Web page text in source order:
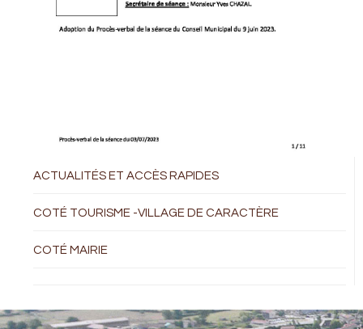
ACTUALITÉS ET ACCÈS RAPIDES
COTÉ TOURISME -VILLAGE DE CARACTÈRE
COTÉ MAIRIE